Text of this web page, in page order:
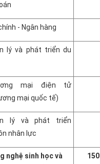
- Ngân hàng
lý và phát triển du
mại điện tử
mại quốc tế)
lý và phát triển
nhân lực
nghệ sinh học và 150